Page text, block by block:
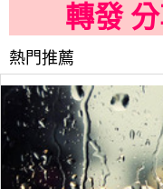
轉發
熱門推薦